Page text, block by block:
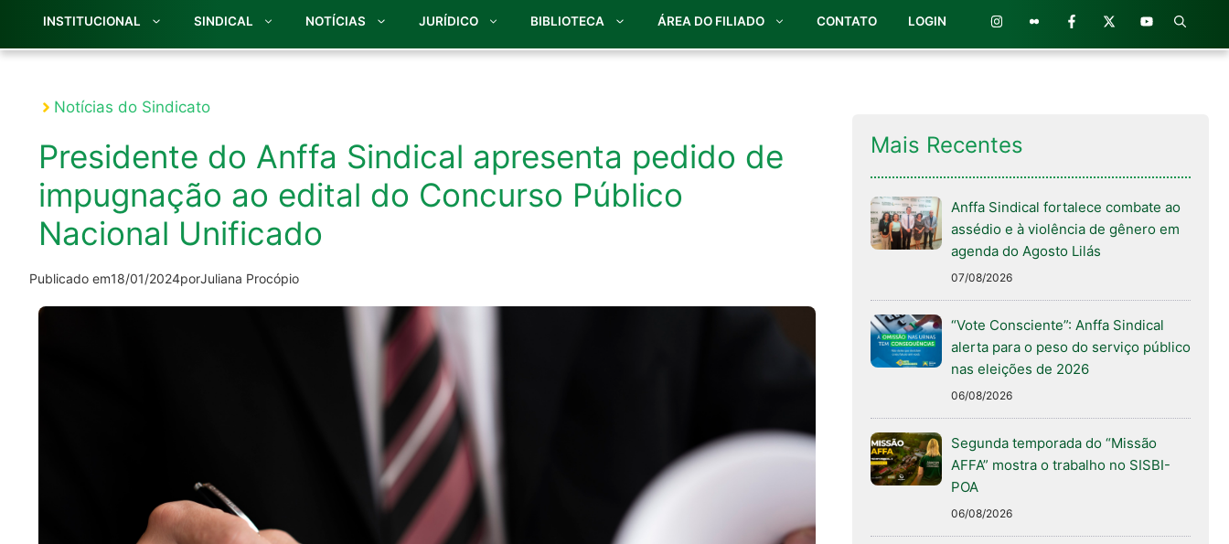
INSTITUCIONAL SINDICAL NOTÍCIAS JURÍDICO BIBLIOTECA ÁREA DO FILIADO CONTATO LOGIN
Notícias do Sindicato
Presidente do Anffa Sindical apresenta pedido de
impugnação ao edital do Concurso Público
Nacional Unificado
Publicado em18/01/2024porJuliana Procópio
Mais Recentes
Anffa Sindical fortalece combate ao
assédio e à violência de gênero em
agenda do Agosto Lilás
07/08/2026
“Vote Consciente”: Anffa Sindical
alerta para o peso do serviço público
nas eleições de 2026
06/08/2026
Segunda temporada do “Missão
AFFA” mostra o trabalho no SISBI-
POA
06/08/2026